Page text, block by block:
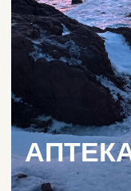
Берите
с собой
Аптечный пункт